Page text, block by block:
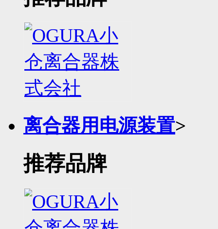
离合器用电源装置>
推荐品牌